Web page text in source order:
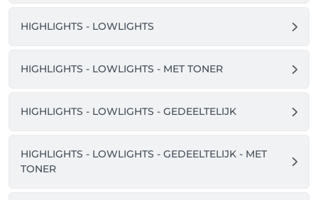
inloggen met je bestaande account om je afspraken
HIGHLIGHTS - LOWLIGHTS
HIGHLIGHTS - LOWLIGHTS - MET TONER
HIGHLIGHTS - LOWLIGHTS - GEDEELTELIJK
HIGHLIGHTS - LOWLIGHTS - GEDEELTELIJK - MET
TONER